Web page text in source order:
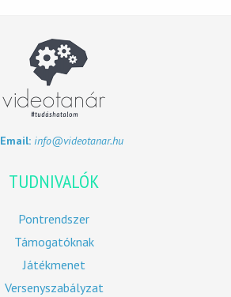
Email: info@videotanar.hu
TUDNIVALÓK
Pontrendszer
Támogatóknak
Játékmenet
Versenyszabályzat